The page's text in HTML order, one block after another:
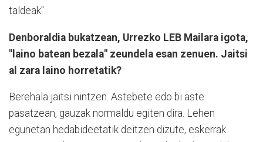
taldeak".
Denboraldia bukatzean, Urrezko LEB Mailara igota,
"laino batean bezala" zeundela esan zenuen. Jaitsi
al zara laino horretatik?
Berehala jaitsi nintzen. Astebete edo bi aste
pasatzean, gauzak normaldu egiten dira. Lehen
egunetan hedabideetatik deitzen dizute, eskerrak